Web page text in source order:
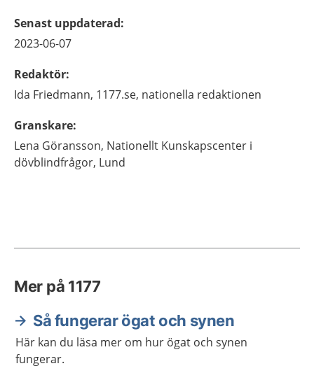
Senast uppdaterad:
2023-06-07
Redaktör:
Ida Friedmann, 1177.se, nationella redaktionen
Granskare:
Lena Göransson, Nationellt Kunskapscenter i
dövblindfrågor, Lund
Mer på 1177
Så fungerar ögat och synen
Här kan du läsa mer om hur ögat och synen
fungerar.